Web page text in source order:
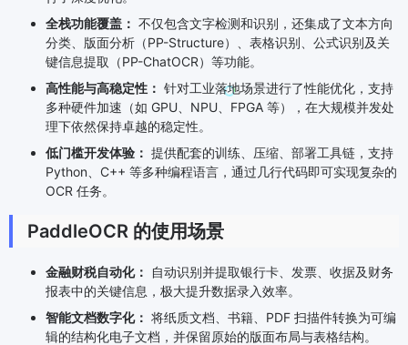
全栈功能覆盖： 不仅包含文字检测和识别，还集成了文本方向
分类、版面分析（PP-Structure）、表格识别、公式识别及关
键信息提取（PP-ChatOCR）等功能。
高性能与高稳定性： 针对工业落地场景进行了性能优化，支持
多种硬件加速（如 GPU、NPU、FPGA 等），在大规模并发处
理下依然保持卓越的稳定性。
低门槛开发体验： 提供配套的训练、压缩、部署工具链，支持
Python、C++ 等多种编程语言，通过几行代码即可实现复杂的
OCR 任务。
PaddleOCR 的使用场景
金融财税自动化：
自动识别并提取银行卡、发票、收据及财务
报表中的关键信息，极大提升数据录入效率。
智能文档数字化： 将纸质文档、书籍、PDF 扫描件转换为可编
辑的结构化电子文档，并保留原始的版面布局与表格结构。